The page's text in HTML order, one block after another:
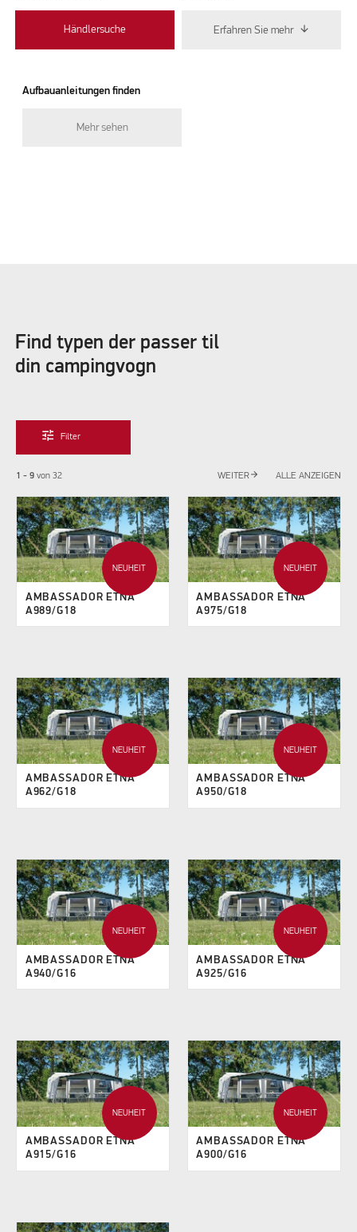
Händlersuche Erfahren Sie mehr
Aufbauanleitungen finden
Mehr sehen
Find typen der passer til
din campingvogn
tune Filter
1 - 9von 32 WEITERarrow_forward ALLE ANZEIGEN
NEUHEIT
AMBASSADOR ETNA
A989/G18
NEUHEIT
AMBASSADOR ETNA
A975/G18
NEUHEIT
AMBASSADOR ETNA
A962/G18
NEUHEIT
AMBASSADOR ETNA
A950/G18
NEUHEIT
AMBASSADOR ETNA
A940/G16
NEUHEIT
AMBASSADOR ETNA
A925/G16
NEUHEIT
AMBASSADOR ETNA
A915/G16
NEUHEIT
AMBASSADOR ETNA
A900/G16